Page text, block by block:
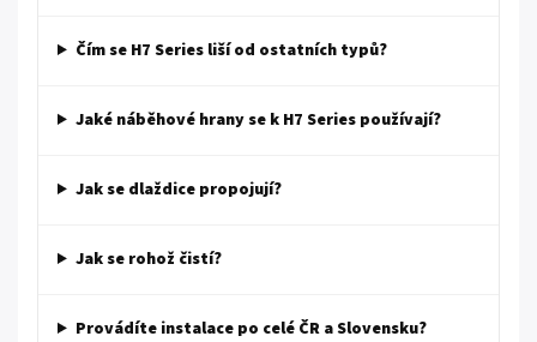
Čím se H7 Series liší od ostatních typů?
Jaké náběhové hrany se k H7 Series používají?
Jak se dlaždice propojují?
Jak se rohož čistí?
Provádíte instalace po celé ČR a Slovensku?